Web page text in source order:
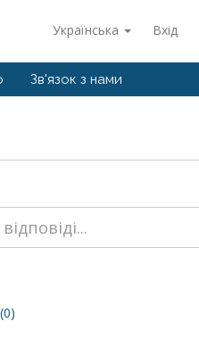
Українська Вхід
Зв'язок з нами